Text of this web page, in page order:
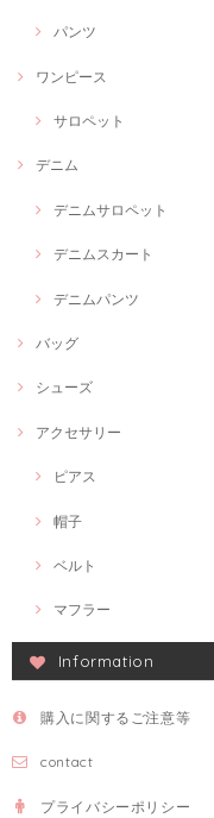
パンツ
ワンピース
サロペット
デニム
デニムサロペット
デニムスカート
デニムパンツ
バッグ
シューズ
アクセサリー
ピアス
帽子
ベルト
マフラー
Information
購入に関するご注意等
contact
プライバシーポリシー